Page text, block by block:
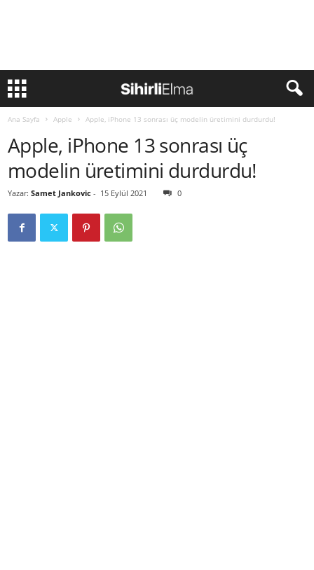
Ana Sayfa Apple Apple, iPhone 13 sonrası üç modelin üretimini durdurdu!
Apple, iPhone 13 sonrası üç
modelin üretimini durdurdu!
Yazar: Samet Jankovic - 15 Eylül 2021 0